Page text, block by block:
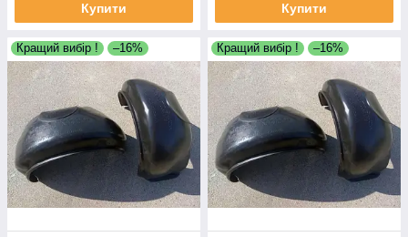
Купити Купити
Кращий вибір ! –16% Кращий вибір ! –16%